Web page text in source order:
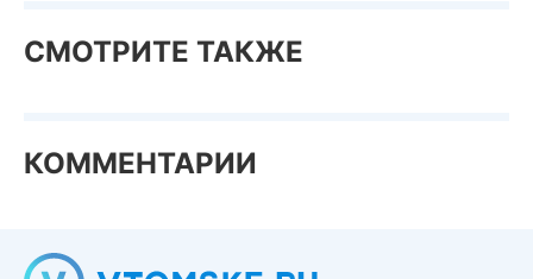
СМОТРИТЕ ТАКЖЕ
КОММЕНТАРИИ